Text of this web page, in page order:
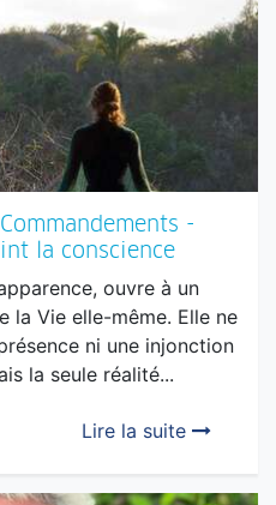
-
la conscience
Vie elle-même. Elle ne
ni une injonction
la seule réalité...
Lire la suite